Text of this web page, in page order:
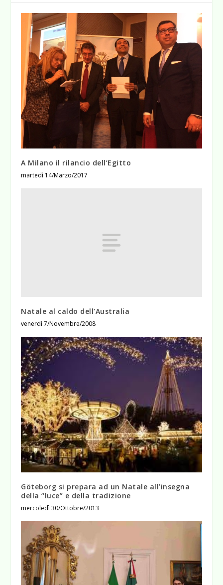
A Milano il rilancio dell’Egitto
martedì 14/Marzo/2017
Natale al caldo dell’Australia
venerdì 7/Novembre/2008
Göteborg si prepara ad un Natale all’insegna
della “luce” e della tradizione
mercoledì 30/Ottobre/2013